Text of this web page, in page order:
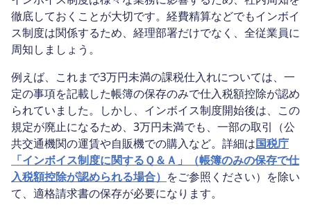
徹底しておくことが大切です。経費精算などでもインボイ
ス制度は関係するため、経理部署だけでなく、全従業員に
周知しましょう。
例えば、これまで3万円未満の課税仕入れについては、一
定の事項を記載した帳簿の保存のみで仕入税額控除が認め
られていました。しかし、インボイス制度開始後は、この
規定が廃止になるため、3万円未満でも、一部の取引（公
共交通機関の運賃や自販機での購入など。詳細は国税庁
「インボイス制度に関するＱ＆Ａ」（帳簿のみの保存で仕
入税額控除が認められる場合） をご参照ください）を除い
て、適格請求書の保存が必要になります。